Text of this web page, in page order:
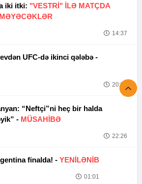
iki itki: "VESTRİ" İLƏ MATÇDA
14:37
Tofiq Musayevdən UFC-də ikinci qələbə -
20:52
“Neftçi”ni heç bir halda
- MÜSAHİBƏ
22:26
finalda! - YENİLƏNİB
01:01